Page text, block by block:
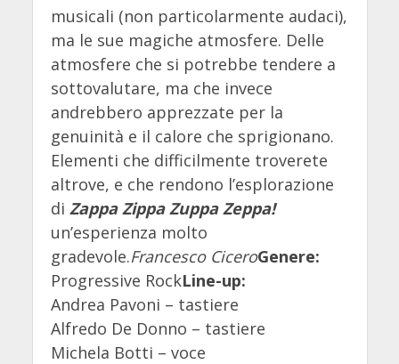
musicali (non particolarmente audaci),
ma le sue magiche atmosfere. Delle
atmosfere che si potrebbe tendere a
sottovalutare, ma che invece
andrebbero apprezzate per la
genuinità e il calore che sprigionano.
Elementi che difficilmente troverete
altrove, e che rendono l’esplorazione
di Zappa Zippa Zuppa Zeppa!
un’esperienza molto
gradevole.Francesco CiceroGenere:
Progressive RockLine-up:
Andrea Pavoni – tastiere
Alfredo De Donno – tastiere
Michela Botti – voce